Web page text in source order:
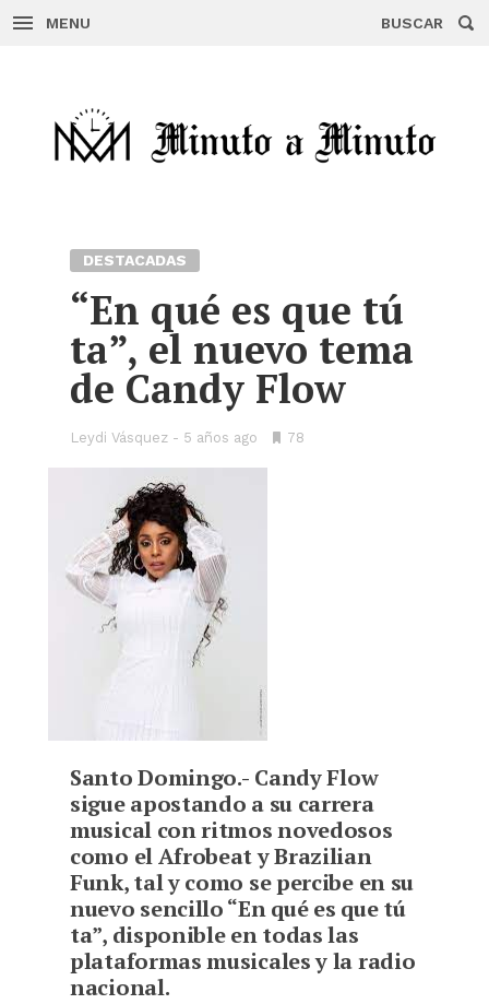
MENU BUSCAR
DESTACADAS
“En qué es que tú
ta”, el nuevo tema
de Candy Flow
Leydi Vásquez 5 años ago
•78
Santo Domingo.- Candy Flow
sigue apostando a su carrera
musical con ritmos novedosos
como el Afrobeat y Brazilian
Funk, tal y como se percibe en su
nuevo sencillo “En qué es que tú
ta”, disponible en todas las
plataformas musicales y la radio
nacional.